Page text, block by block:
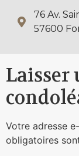
76 Av.
57600
Laisser
Votre adresse
obligatoires